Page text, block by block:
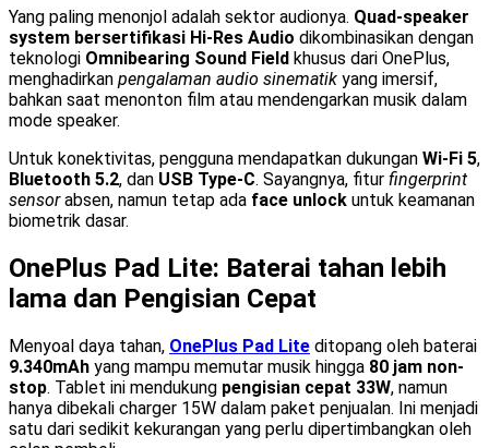
Yang paling menonjol adalah sektor audionya. Quad-speaker
system bersertifikasi Hi-Res Audio dikombinasikan dengan
teknologi Omnibearing Sound Field khusus dari OnePlus,
menghadirkan pengalaman audio sinematik yang imersif,
bahkan saat menonton film atau mendengarkan musik dalam
mode speaker.
Untuk konektivitas, pengguna mendapatkan dukungan Wi-Fi 5,
Bluetooth 5.2, dan USB Type-C. Sayangnya, fitur fingerprint
sensorabsen, namun tetap ada face unlock untuk keamanan
biometrik dasar.
OnePlus Pad Lite: Baterai tahan lebih
lama dan Pengisian Cepat
Menyoal daya tahan, OnePlus Pad Lite ditopang oleh baterai
9.340mAh yang mampu memutar musik hingga 80 jam non-
stop. Tablet ini mendukung pengisian cepat 33W, namun
hanya dibekali charger 15W dalam paket penjualan. Ini menjadi
satu dari sedikit kekurangan yang perlu dipertimbangkan oleh